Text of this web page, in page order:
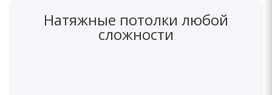
Натяжные потолки любой
сложности